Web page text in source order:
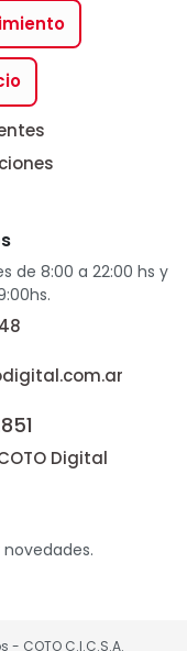
de 8:00 a 22:00 hs y
Digital
- COTO C.I.C.S.A.